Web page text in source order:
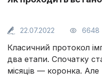
22.07.2022 6648
Класичний протокол
два етапи. Спочатку
місяців — коронка.